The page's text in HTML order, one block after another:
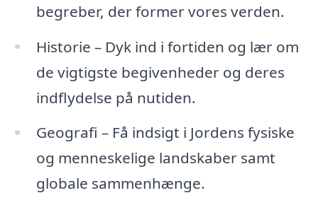
begreber, der former vores verden.
Historie – Dyk ind i fortiden og lær om
de vigtigste begivenheder og deres
indflydelse på nutiden.
Geografi – Få indsigt i Jordens fysiske
og menneskelige landskaber samt
globale sammenhænge.